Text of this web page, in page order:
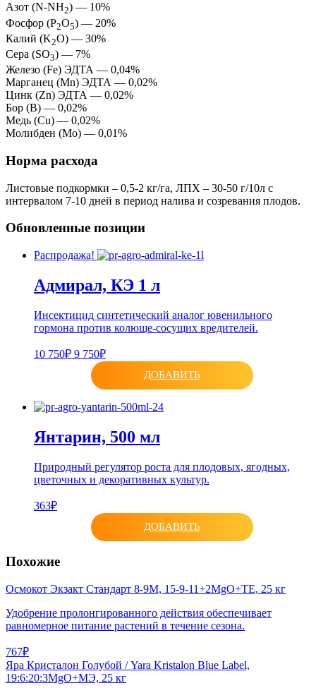
Азот (N-NH2) — 10%
Фосфор (P2O5) — 20%
Калий (K2O) — 30%
Сера (SO3) — 7%
Железо (Fe) ЭДТА — 0,04%
Марганец (Mn) ЭДТА — 0,02%
Цинк (Zn) ЭДТА — 0,02%
Бор (B) — 0,02%
Медь (Cu) — 0,02%
Молибден (Мо) — 0,01%
Норма расхода
Листовые подкормки – 0,5-2 кг/га, ЛПХ – 30-50 г/10л с
интервалом 7-10 дней в период налива и созревания плодов.
Обновленные позиции
Распродажа!
Адмирал, КЭ 1 л
Инсектицид синтетический аналог ювенильного
гормона против колюще-сосущих вредителей.
10 750₽ 9 750₽
ДОБАВИТЬ
Янтарин, 500 мл
Природный регулятор роста для плодовых, ягодных,
цветочных и декоративных культур.
363₽
ДОБАВИТЬ
Похожие
Осмокот Экзакт Стандарт 8-9М, 15-9-11+2MgO+ТЕ, 25 кг
Удобрение пролонгированного действия обеспечивает
равномерное питание растений в течение сезона.
767₽
Яра Кристалон Голубой / Yara Kristalon Blue Label,
19:6:20:3MgO+МЭ, 25 кг